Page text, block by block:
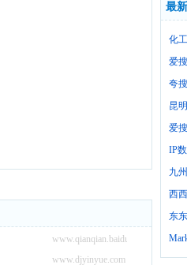
www.qianqian.baidu.com
www.djyinyue.com
最
化
爱
夸
昆
爱搜
IP
九
西
东